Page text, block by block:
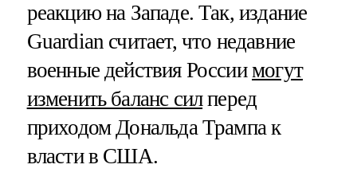
реакцию на Западе. Так, издание
Guardian считает, что недавние
военные действия Россиимогут
изменить баланс силперед
приходом Дональда Трампа к
власти в США.